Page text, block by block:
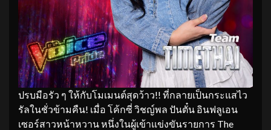
ปรบมือรัว ๆ ให้กับโมเมนต์สุดว้าว!! ที่กลายเป็นกระแสไว
รัลในชั่วข้ามคืน! เมื่อ โค้กซี่ วิชญ์พล ปันตั๋น อินฟลูเอน
เซอร์สาวหน้าหวาน หนึ่งในผู้เข้าแข่งขันรายการ The